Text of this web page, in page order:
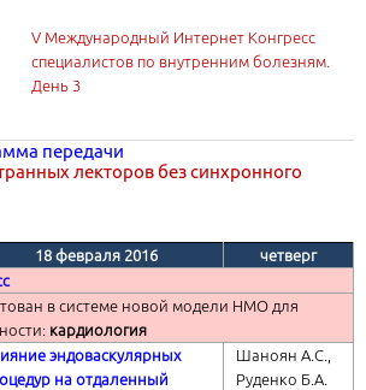
V Международный Интернет Конгресс
специалистов по внутренним болезням.
День 3
передачи
лекторов без синхронного
18 февраля 2016
четверг
в системе новой модели НМО для
кардиология
эндоваскулярных
на отдаленный
Шаноян А.С.,
Руденко Б.А.